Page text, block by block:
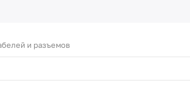
и разъемов